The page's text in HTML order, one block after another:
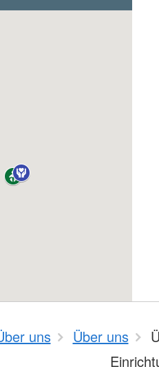
uns Über uns